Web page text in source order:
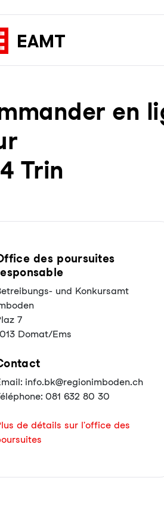
en
Trin
des poursuites
und Konkursamt
7
Domat/Ems
info.bk@regionimboden.ch
081 632 80 30
de détails sur l'office des